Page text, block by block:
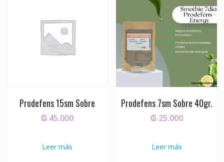
Prodefens 15sm Sobre
₲ 45.000
Leer más
Prodefens 7sm Sobre 40gr.
₲25.000
Leer más